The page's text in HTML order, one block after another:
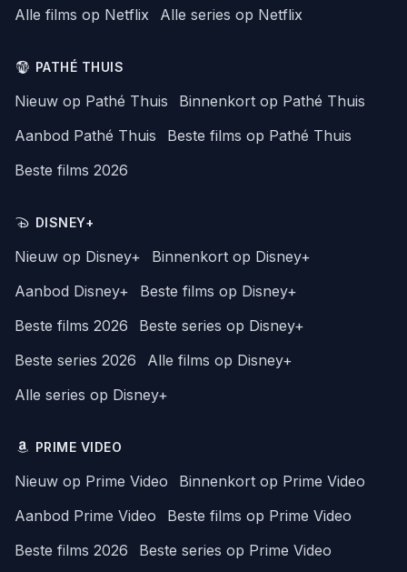
Alle films op Netflix
Alle series op Netflix
PATHÉ THUIS
Nieuw op Pathé Thuis
Binnenkort op Pathé Thuis
Aanbod Pathé Thuis
Beste films op Pathé Thuis
Beste films 2026
DISNEY+
Nieuw op Disney+
Binnenkort op Disney+
Aanbod Disney+
Beste films op Disney+
Beste films 2026
Beste series op Disney+
Beste series 2026
Alle films op Disney+
Alle series op Disney+
PRIME VIDEO
Nieuw op Prime Video
Binnenkort op Prime Video
Aanbod Prime Video
Beste films op Prime Video
Beste films 2026
Beste series op Prime Video